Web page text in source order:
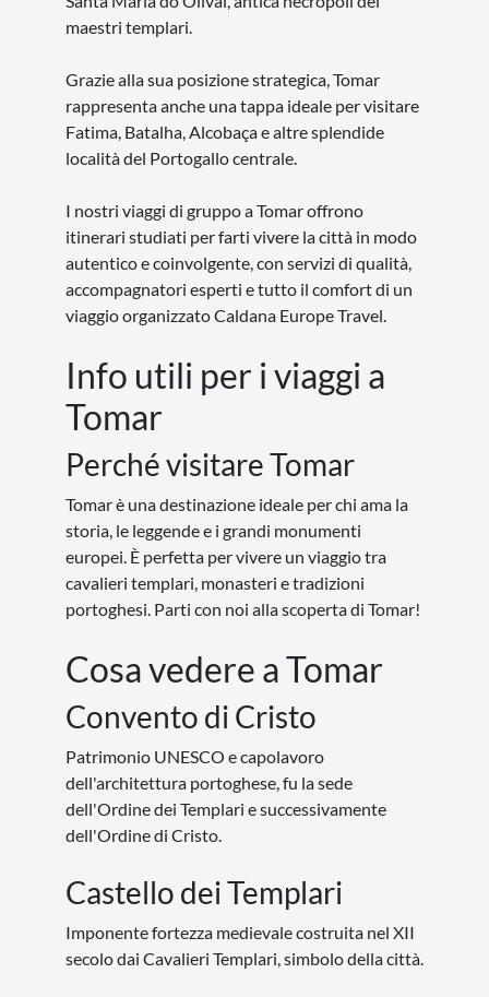
maestri templari.
Grazie alla sua posizione strategica, Tomar
rappresenta anche una tappa ideale per visitare
Fatima, Batalha, Alcobaça e altre splendide
località del Portogallo centrale.
I nostri viaggi di gruppo a Tomar offrono
itinerari studiati per farti vivere la città in modo
autentico e coinvolgente, con servizi di qualità,
accompagnatori esperti e tutto il comfort di un
viaggio organizzato Caldana Europe Travel.
Info utili per i viaggi a
Tomar
Perché visitare Tomar
Tomar è una destinazione ideale per chi ama la
storia, le leggende e i grandi monumenti
europei. È perfetta per vivere un viaggio tra
cavalieri templari, monasteri e tradizioni
portoghesi. Parti con noi alla scoperta di Tomar!
Cosa vedere a Tomar
Convento di Cristo
Patrimonio UNESCO e capolavoro
dell'architettura portoghese, fu la sede
dell'Ordine dei Templari e successivamente
dell'Ordine di Cristo.
Castello dei Templari
Imponente fortezza medievale costruita nel XII
secolo dai Cavalieri Templari, simbolo della città.